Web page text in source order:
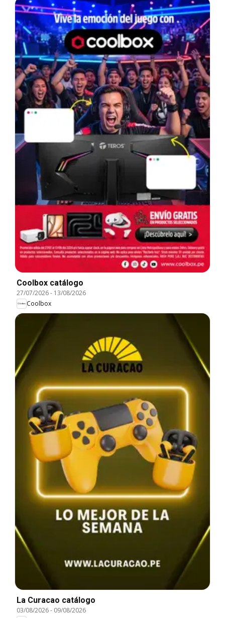
Coolbox catálogo
27/07/2026- 13/08/2026
Coolbox
La Curacao catálogo
03/08/2026- 09/08/2026